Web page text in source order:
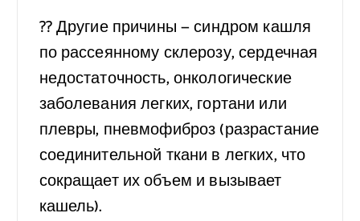
?‍? Другие причины — синдром кашля
по рассеянному склерозу, сердечная
недостаточность, онкологические
заболевания легких, гортани или
плевры, пневмофиброз (разрастание
соединительной ткани в легких, что
сокращает их объем и вызывает
кашель).